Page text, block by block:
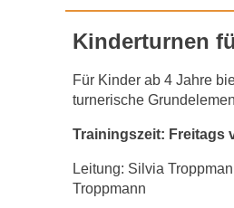
Kinderturnen
Für Kinder ab 4 Jahre
turnerische
Trainingszeit: Freitags
Leitung: Silvia
Troppmann